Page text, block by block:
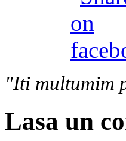
"Iti multumim
Lasa un